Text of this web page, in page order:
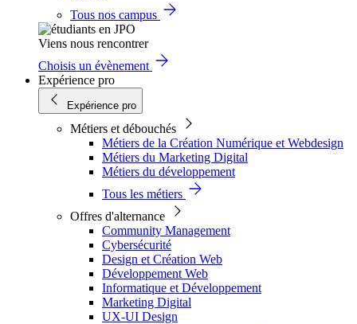
Tous nos campus
Viens nous rencontrer
Choisis un évènement
Expérience pro
Expérience pro
Métiers et débouchés
Métiers de la Création Numérique et Webdesign
Métiers du Marketing Digital
Métiers du développement
Tous les métiers
Offres d'alternance
Community Management
Cybersécurité
Design et Création Web
Développement Web
Informatique et Développement
Marketing Digital
UX-UI Design